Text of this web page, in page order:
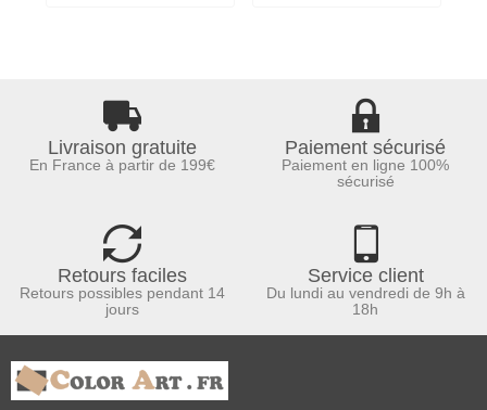
Livraison gratuite
En France à partir de 199€
Paiement sécurisé
Paiement en ligne 100%
sécurisé
Retours faciles
Retours possibles pendant 14
jours
Service client
Du lundi au vendredi de 9h à
18h